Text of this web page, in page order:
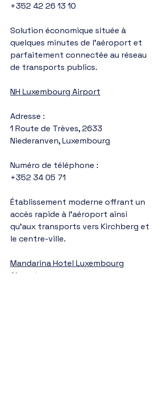
+352 42 26 13 10
Solution économique située à
quelques minutes de l’aéroport et
parfaitement connectée au réseau
de transports publics.
NH Luxembourg Airport
Adresse :
1 Route de Trèves, 2633
Niederanven, Luxembourg
Numéro de téléphone :
+352 34 05 71
Établissement moderne offrant un
accès rapide à l’aéroport ainsi
qu’aux transports vers Kirchberg et
le centre-ville.
Mandarina Hotel Luxembourg
Airport